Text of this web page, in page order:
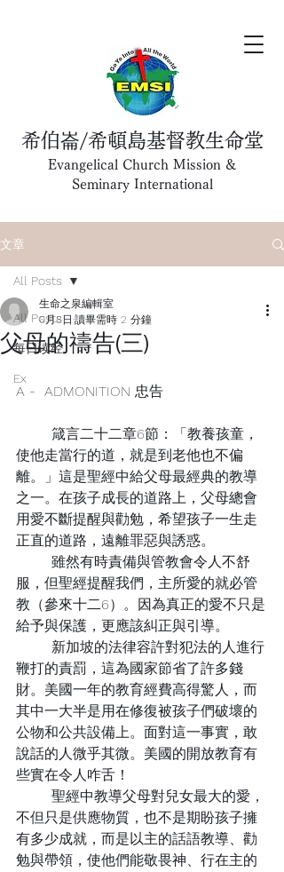
希伯崙/希頓島基督教生命堂
Evangelical Church Mission &
Seminary International
文章
All Posts
每日读经
Ex
All Posts
父母的禱告(三)
生命之泉編輯室
6月8日 讀畢需時 2 分鐘
A -  ADMONITION 忠告
使他走當行的道，就是到老他也不偏
離。」這是聖經中給父母最經典的教導
之一。在孩子成長的道路上，父母總會
用愛不斷提醒與勸勉，希望孩子一生走
正直的道路，遠離罪惡與誘惑。
服，但聖經提醒我們，主所愛的就必管
教（參來十二6）。因為真正的愛不只是
給予與保護，更應該糾正與引導。
鞭打的責罰，這為國家節省了許多錢
財。美國一年的教育經費高得驚人，而
其中一大半是用在修復被孩子們破壞的
公物和公共設備上。面對這一事實，敢
說話的人微乎其微。美國的開放教育有
些實在令人咋舌！
不但只是供應物質，也不是期盼孩子擁
有多少成就，而是以主的話語教導、勸
勉與帶領，使他們能敬畏神、行在主的